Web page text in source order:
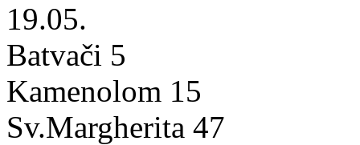
19.05.
Batvači 5
Kamenolom 15
Sv.Margherita 47